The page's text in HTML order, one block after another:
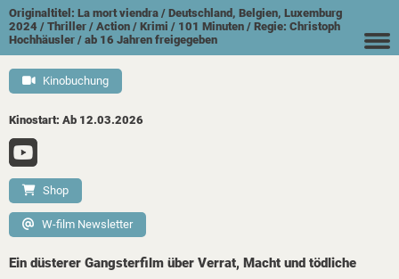
Originaltitel: La mort viendra / Deutschland, Belgien, Luxemburg
2024 / Thriller / Action / Krimi / 101 Minuten / Regie: Christoph
Hochhäusler / ab 16 Jahren freigegeben
Kinobuchung
Kinostart: Ab 12.03.2026
Shop
W-film Newsletter
Ein düsterer Gangsterfilm über Verrat, Macht und tödliche